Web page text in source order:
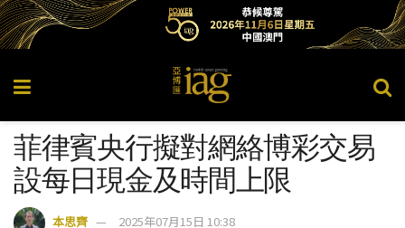
菲律賓央行擬對網絡博彩交易
設每日現金及時間上限
本思齊 2025年07月15日 10:38